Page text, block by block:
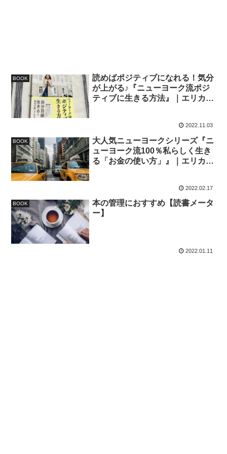
BOOK
読めばポジティブになれる！気分
が上がる♪『ニューヨーク流ポジ
ティブに生きる方法』｜エリカ
2022.11.03
BOOK
大人気ニューヨークシリーズ『ニ
ューヨーク流100％私らしく生き
る「お金の使い方」』｜エリカ
2022.02.17
BOOK
本の管理におすすめ【読書メータ
ー】
2022.01.11